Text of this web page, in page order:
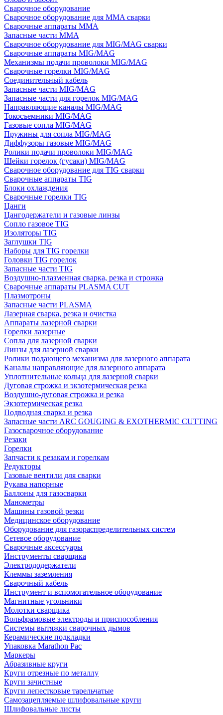
Сварочное оборудование
Сварочное оборудование для MMA сварки
Сварочные аппараты MMA
Запасные части MMA
Сварочное оборудование для MIG/MAG сварки
Сварочные аппараты MIG/MAG
Механизмы подачи проволоки MIG/MAG
Сварочные горелки MIG/MAG
Соединительный кабель
Запасные части MIG/MAG
Запасные части для горелок MIG/MAG
Направляющие каналы MIG/MAG
Токосъемники MIG/MAG
Газовые сопла MIG/MAG
Пружины для сопла MIG/MAG
Диффузоры газовые MIG/MAG
Ролики подачи проволоки MIG/MAG
Шейки горелок (гусаки) MIG/MAG
Сварочное оборудование для TIG сварки
Сварочные аппараты TIG
Блоки охлаждения
Сварочные горелки TIG
Цанги
Цангодержатели и газовые линзы
Сопло газовое TIG
Изоляторы TIG
Заглушки TIG
Наборы для TIG горелки
Головки TIG горелок
Запасные части TIG
Воздушно-плазменная сварка, резка и строжка
Сварочные аппараты PLASMA CUT
Плазмотроны
Запасные части PLASMA
Лазерная сварка, резка и очистка
Аппараты лазерной сварки
Горелки лазерные
Сопла для лазерной сварки
Линзы для лазерной сварки
Ролики подающего механизма для лазерного аппарата
Каналы направляющие для лазерного аппарата
Уплотнительные кольца для лазерной сварки
Дуговая строжка и экзотермическая резка
Воздушно-дуговая строжка и резка
Экзотермическая резка
Подводная сварка и резка
Запасные части ARC GOUGING & EXOTHERMIC CUTTING
Газосварочное оборудование
Резаки
Горелки
Запчасти к резакам и горелкам
Редукторы
Газовые вентили для сварки
Рукава напорные
Баллоны для газосварки
Манометры
Машины газовой резки
Медицинское оборудование
Оборудование для газораспределительных систем
Сетевое оборудование
Сварочные аксессуары
Инструменты сварщика
Электрододержатели
Клеммы заземления
Сварочный кабель
Инструмент и вспомогательное оборудование
Магнитные угольники
Молотки сварщика
Вольфрамовые электроды и приспособления
Системы вытяжки сварочных дымов
Керамические подкладки
Упаковка Marathon Pac
Маркеры
Абразивные круги
Круги отрезные по металлу
Круги зачистные
Круги лепестковые тарельчатые
Самозацепляемые шлифовальные круги
Шлифовальные листы